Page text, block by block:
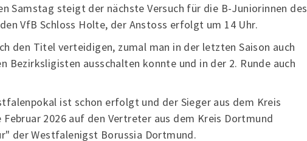
Samstag steigt der nächste Versuch für die B-Juniorinnen des
VfB Schloss Holte, der Anstoss erfolgt um 14 Uhr.
den Titel verteidigen, zumal man in der letzten Saison auch
Bezirksligisten ausschalten konnte und in der 2. Runde auch
ist schon erfolgt und der Sieger aus dem Kreis
2026 auf den Vertreter aus dem Kreis Dortmund
der Westfalenigst Borussia Dortmund.